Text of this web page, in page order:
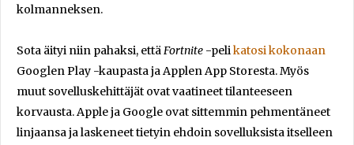
kolmanneksen.
Sota äityi niin pahaksi, ettäFortnite -pelikatosi kokonaan
Googlen Play -kaupasta ja Applen App Storesta. Myös
muut sovelluskehittäjät ovat vaatineet tilanteeseen
korvausta. Apple ja Google ovat sittemmin pehmentäneet
linjaansa ja laskeneet tietyin ehdoin sovelluksista itselleen